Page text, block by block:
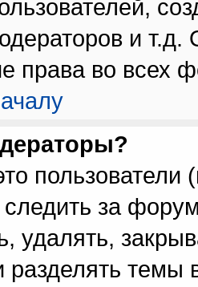
и
права во всех
пользователи
за
удалять,
темы